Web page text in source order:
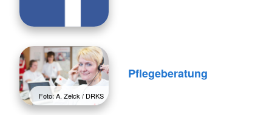
Foto: A. Zelck / DRKS
Pflegeberatung